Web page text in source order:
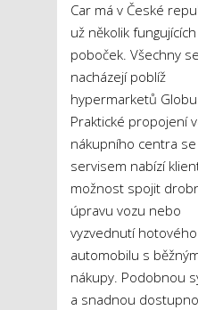
Car má v České
už několik fungujících
poboček. Všechny se
nacházejí poblíž
hypermarketů
Praktické propojení
nákupního centra se
servisem nabízí
možnost spojit
úpravu vozu nebo
vyzvednutí hotového
automobilu s
nákupy. Podobnou
a snadnou